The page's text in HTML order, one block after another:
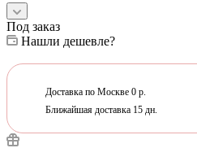
Под заказ
Нашли дешевле?
Доставка по Москве 0 р.
Ближайшая доставка 15 дн.